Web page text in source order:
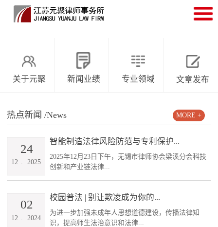
关于元聚 新闻业绩 专业领域 文章发布
热点新闻 /News
智能制造法律风险防范与专利保护...
2025年12月23日下午，无锡市律师协会梁溪分会科技
创新和产业链法律...
12 . 2025
24
校园普法 | 别让欺凌成为你的...
为进一步加强未成年人思想道德建设，传播法律知
识，提高师生法治意识和法律...
12 2024
02
MORE +